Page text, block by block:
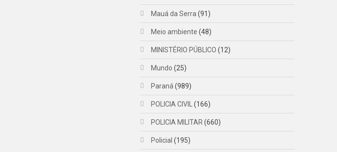
Mauá da Serra (91)
Meio ambiente (48)
MINISTÉRIO PÚBLICO (12)
Mundo (25)
Paraná (989)
POLICIA CIVIL (166)
POLICIA MILITAR (660)
Policial (195)